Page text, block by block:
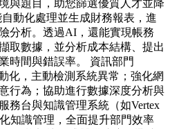
與題目，助您篩選優質人才並降
動化處理並生成財務報表，進
分析。透過AI，還能實現帳務
取數據，並分析成本結構、提出
時間與錯誤率。 資訊部門
化，主動檢測系統異常；強化網
行為；協助進行數據深度分析與
務台與知識管理系統（如Vertex
知識管理，全面提升部門效率